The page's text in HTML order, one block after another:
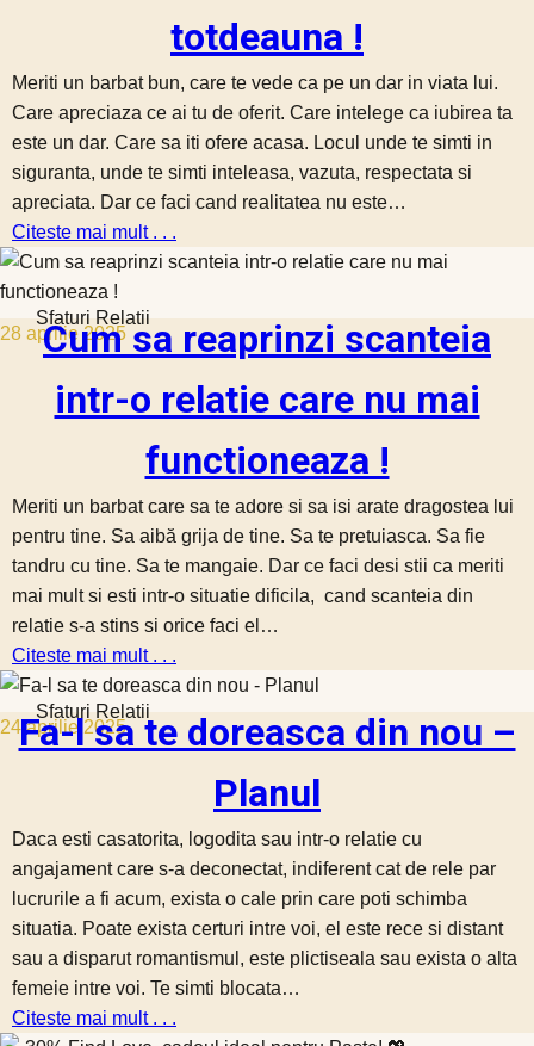
totdeauna !
Meriti un barbat bun, care te vede ca pe un dar in viata lui.
Care apreciaza ce ai tu de oferit. Care intelege ca iubirea ta
este un dar. Care sa iti ofere acasa. Locul unde te simti in
siguranta, unde te simti inteleasa, vazuta, respectata si
apreciata. Dar ce faci cand realitatea nu este…
Citeste mai mult . . .
28 aprilie 2025
Sfaturi Relatii
Cum sa reaprinzi scanteia
intr-o relatie care nu mai
functioneaza !
Meriti un barbat care sa te adore si sa isi arate dragostea lui
pentru tine. Sa aibă grija de tine. Sa te pretuiasca. Sa fie
tandru cu tine. Sa te mangaie. Dar ce faci desi stii ca meriti
mai mult si esti intr-o situatie dificila, cand scanteia din
relatie s-a stins si orice faci el…
Citeste mai mult . . .
24 aprilie 2025
Sfaturi Relatii
Fa-l sa te doreasca din nou –
Planul
Daca esti casatorita, logodita sau intr-o relatie cu
angajament care s-a deconectat, indiferent cat de rele par
lucrurile a fi acum, exista o cale prin care poti schimba
situatia. Poate exista certuri intre voi, el este rece si distant
sau a disparut romantismul, este plictiseala sau exista o alta
femeie intre voi. Te simti blocata…
Citeste mai mult . . .